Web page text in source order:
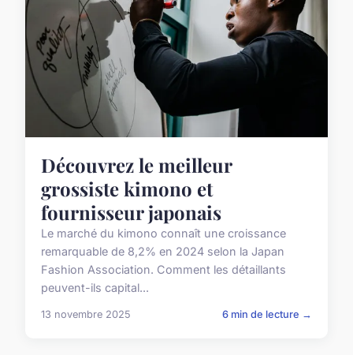
Découvrez le meilleur
grossiste kimono et
fournisseur japonais
Le marché du kimono connaît une croissance
remarquable de 8,2% en 2024 selon la Japan
Fashion Association. Comment les détaillants
peuvent-ils capital...
13 novembre 2025 6 min de lecture →